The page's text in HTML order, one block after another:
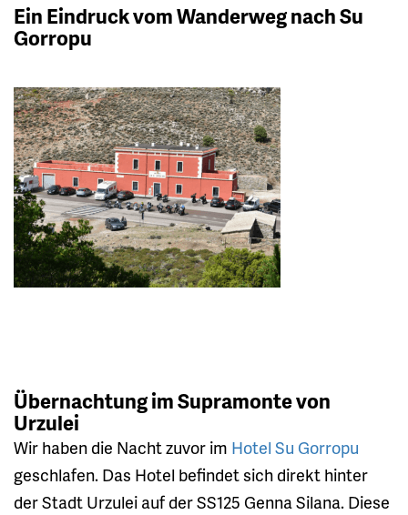
Ein Eindruck vom Wanderweg nach Su
Gorropu
Übernachtung im Supramonte von
Urzulei
Wir haben die Nacht zuvor im Hotel Su Gorropu
geschlafen. Das Hotel befindet sich direkt hinter
der Stadt Urzulei auf der SS125 Genna Silana. Diese